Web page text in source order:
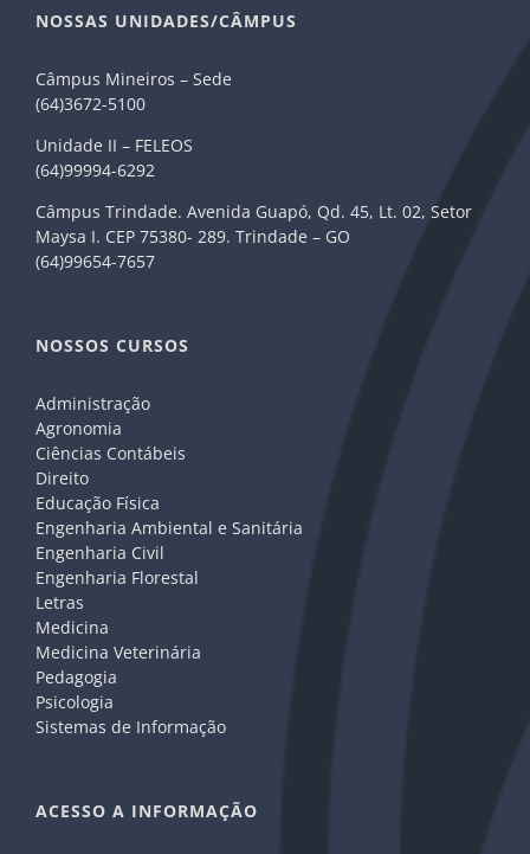
NOSSAS UNIDADES/CÂMPUS
Câmpus Mineiros – Sede
(64)3672-5100
Unidade II – FELEOS
(64)99994-6292
Câmpus Trindade. Avenida Guapó, Qd. 45, Lt. 02, Setor
Maysa I. CEP 75380- 289. Trindade – GO
(64)99654-7657
NOSSOS CURSOS
Administração
Agronomia
Ciências Contábeis
Direito
Educação Física
Engenharia Ambiental e Sanitária
Engenharia Civil
Engenharia Florestal
Letras
Medicina
Medicina Veterinária
Pedagogia
Psicologia
Sistemas de Informação
ACESSO A INFORMAÇÃO